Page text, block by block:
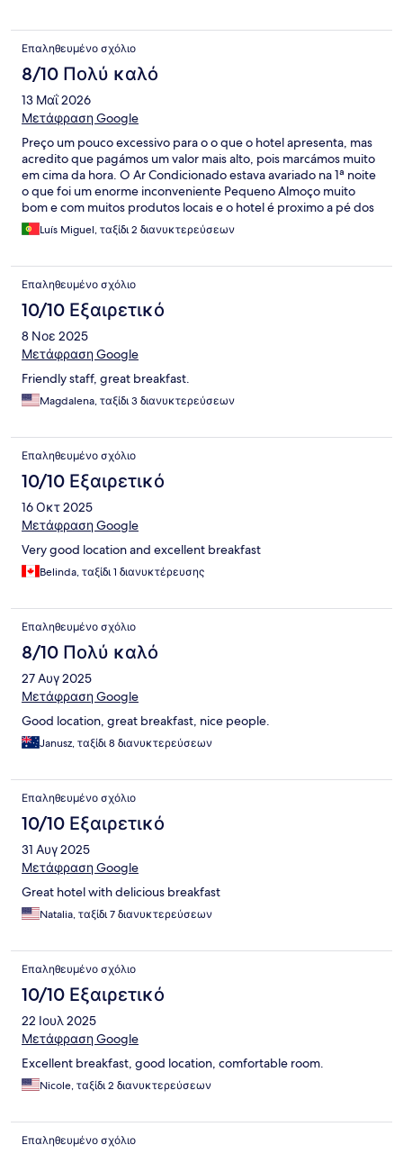
Επαληθευμένο σχόλιο
8/10 Πολύ καλό
13 Μαΐ 2026
Μετάφραση Google
Preço um pouco excessivo para o o que o hotel apresenta, mas
acredito que pagámos um valor mais alto, pois marcámos muito
em cima da hora. O Ar Condicionado estava avariado na 1ª noite
o que foi um enorme inconveniente Pequeno Almoço muito
bom e com muitos produtos locais e o hotel é proximo a pé dos
bairros importantes de Atenas
Luís Miguel, ταξίδι 2 διανυκτερεύσεων
Επαληθευμένο σχόλιο
10/10 Εξαιρετικό
8 Νοε 2025
Μετάφραση Google
Friendly staff, great breakfast.
Magdalena, ταξίδι 3 διανυκτερεύσεων
Επαληθευμένο σχόλιο
10/10 Εξαιρετικό
16 Οκτ 2025
Μετάφραση Google
Very good location and excellent breakfast
Belinda, ταξίδι 1 διανυκτέρευσης
Επαληθευμένο σχόλιο
8/10 Πολύ καλό
27 Αυγ 2025
Μετάφραση Google
Good location, great breakfast, nice people.
Janusz, ταξίδι 8 διανυκτερεύσεων
Επαληθευμένο σχόλιο
10/10 Εξαιρετικό
31 Αυγ 2025
Μετάφραση Google
Great hotel with delicious breakfast
Natalia, ταξίδι 7 διανυκτερεύσεων
Επαληθευμένο σχόλιο
10/10 Εξαιρετικό
22 Ιουλ 2025
Μετάφραση Google
Excellent breakfast, good location, comfortable room.
Nicole, ταξίδι 2 διανυκτερεύσεων
Επαληθευμένο σχόλιο